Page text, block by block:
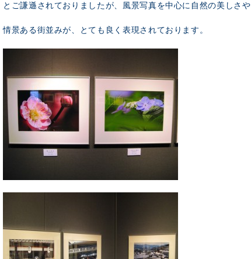
とご謙遜されておりましたが、風景写真を中心に自然の美しさや
情景ある街並みが、とても良く表現されております。